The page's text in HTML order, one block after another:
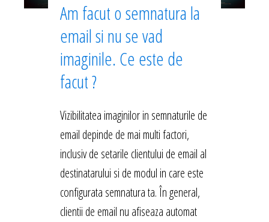
Am facut o semnatura la
email si nu se vad
imaginile. Ce este de
facut ?
Vizibilitatea imaginilor in semnaturile de
email depinde de mai multi factori,
inclusiv de setarile clientului de email al
destinatarului si de modul in care este
configurata semnatura ta. În general,
clientii de email nu afiseaza automat